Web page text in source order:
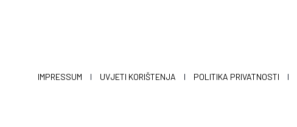
IMPRESSUM I UVJETI KORIŠTENJA I POLITIKA PRIVATNOSTI I